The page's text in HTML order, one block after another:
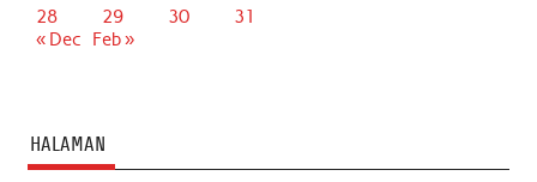
28
29 30
31
« Dec
Feb »
HALAMAN